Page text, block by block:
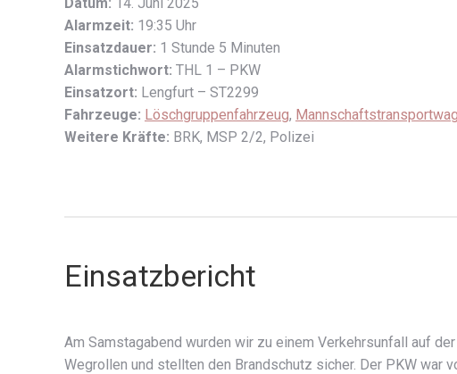
Alarmzeit: 19:35 Uhr
Einsatzdauer: 1 Stunde 5 Minuten
Alarmstichwort: THL 1 – PKW
Einsatzort: Lengfurt – ST2299
Fahrzeuge: Löschgruppenfahrzeug,
Weitere Kräfte: BRK, MSP 2/2, Polizei
Einsatzbericht
Am Samstagabend wurden wir zu einem Verkehrsunfall auf
Wegrollen und stellten den Brandschutz sicher. Der PKW war